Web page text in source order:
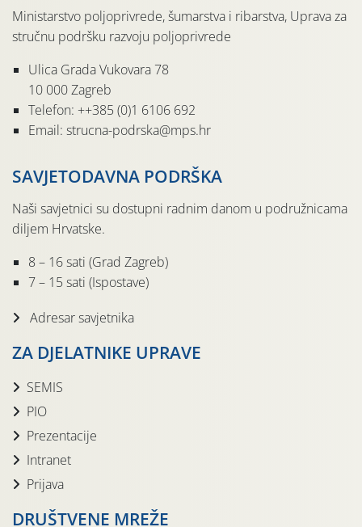
Ministarstvo poljoprivrede, šumarstva i ribarstva, Uprava za
stručnu podršku razvoju poljoprivrede
Ulica Grada Vukovara 78
10 000 Zagreb
Telefon: ++385 (0)1 6106 692
Email: strucna-podrska@mps.hr
SAVJETODAVNA PODRŠKA
Naši savjetnici su dostupni radnim danom u podružnicama
diljem Hrvatske.
8 – 16 sati (Grad Zagreb)
7 – 15 sati (Ispostave)
Adresar savjetnika
ZA DJELATNIKE UPRAVE
SEMIS
PIO
Prezentacije
Intranet
Prijava
DRUŠTVENE MREŽE